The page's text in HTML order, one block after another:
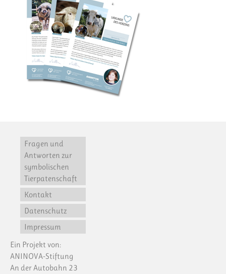
Fragen und
Antworten zur
symbolischen
Tierpatenschaft
Kontakt
Datenschutz
Impressum
Ein Projekt von:
ANINOVA-Stiftung
An der Autobahn 23